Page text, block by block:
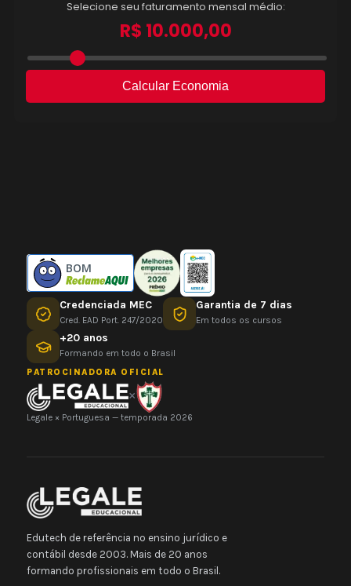
BOM
Credenciada MEC
Cred. EAD Port. 247/2020
Garantia de 7 dias
Em todos os cursos
+20 anos
Formando em todo o Brasil
PATROCINADORA OFICIAL
×
Legale × Portuguesa — temporada 2026
Edutech de referência no ensino jurídico e
contábil desde 2003. Mais de 20 anos
formando profissionais em todo o Brasil.